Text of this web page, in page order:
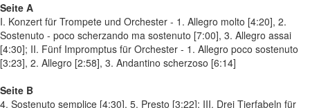
Seite A
I. Konzert für Trompete und Orchester - 1. Allegro molto [4:20], 2.
Sostenuto - poco scherzando ma sostenuto [7:00], 3. Allegro assai
[4:30]; II. Fünf Impromptus für Orchester - 1. Allegro poco sostenuto
[3:23], 2. Allegro [2:58], 3. Andantino scherzoso [6:14]
Seite B
4. Sostenuto semplice [4:30], 5. Presto [3:22]; III. Drei Tierfabeln für